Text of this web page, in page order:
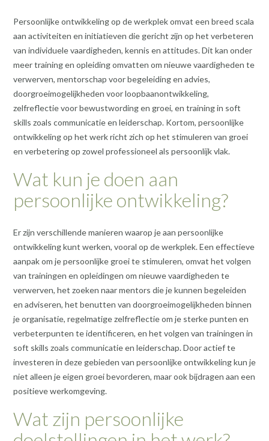
Persoonlijke ontwikkeling op de werkplek omvat een breed scala
aan activiteiten en initiatieven die gericht zijn op het verbeteren
van individuele vaardigheden, kennis en attitudes. Dit kan onder
meer training en opleiding omvatten om nieuwe vaardigheden te
verwerven, mentorschap voor begeleiding en advies,
doorgroeimogelijkheden voor loopbaanontwikkeling,
zelfreflectie voor bewustwording en groei, en training in soft
skills zoals communicatie en leiderschap. Kortom, persoonlijke
ontwikkeling op het werk richt zich op het stimuleren van groei
en verbetering op zowel professioneel als persoonlijk vlak.
Wat kun je doen aan
persoonlijke ontwikkeling?
Er zijn verschillende manieren waarop je aan persoonlijke
ontwikkeling kunt werken, vooral op de werkplek. Een effectieve
aanpak om je persoonlijke groei te stimuleren, omvat het volgen
van trainingen en opleidingen om nieuwe vaardigheden te
verwerven, het zoeken naar mentors die je kunnen begeleiden
en adviseren, het benutten van doorgroeimogelijkheden binnen
je organisatie, regelmatige zelfreflectie om je sterke punten en
verbeterpunten te identificeren, en het volgen van trainingen in
soft skills zoals communicatie en leiderschap. Door actief te
investeren in deze gebieden van persoonlijke ontwikkeling kun je
niet alleen je eigen groei bevorderen, maar ook bijdragen aan een
positieve werkomgeving.
Wat zijn persoonlijke